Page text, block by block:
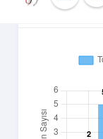
Yıllara Göre